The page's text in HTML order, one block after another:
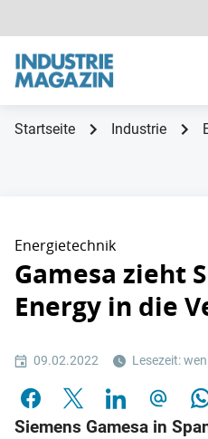
Startseite Industrie
Energietechnik
Gamesa zieht
Energy in die
09.02.2022 Lesezeit:
Siemens Gamesa in